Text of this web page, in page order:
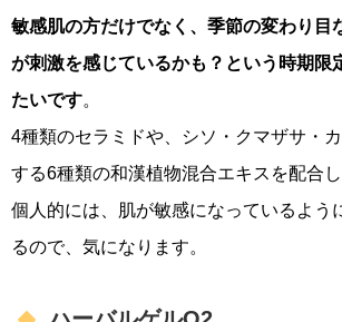
敏感肌の方だけでなく、季節の変わり目
が刺激を感じているかも？という時期限
たいです。
4種類のセラミドや、シソ・クマザサ・
する6種類の和漢植物混合エキスを配合し
個人的には、肌が敏感になっているよう
るので、気になります。